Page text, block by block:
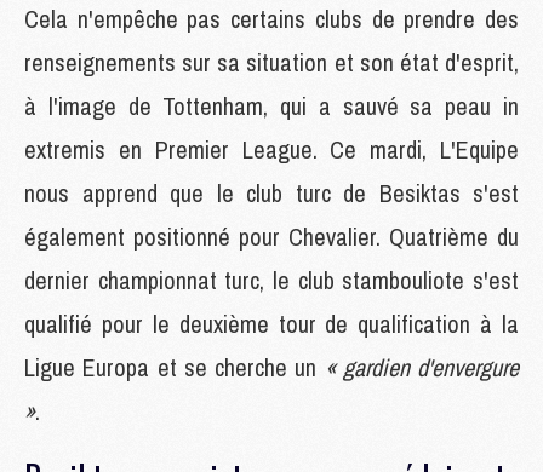
Cela n'empêche pas certains clubs de prendre des
renseignements sur sa situation et son état d'esprit,
à l'image de Tottenham, qui a sauvé sa peau in
extremis en Premier League. Ce mardi, L'Equipe
nous apprend que le club turc de Besiktas s'est
également positionné pour Chevalier. Quatrième du
dernier championnat turc, le club stambouliote s'est
qualifié pour le deuxième tour de qualification à la
Ligue Europa et se cherche un « gardien d'envergure
».